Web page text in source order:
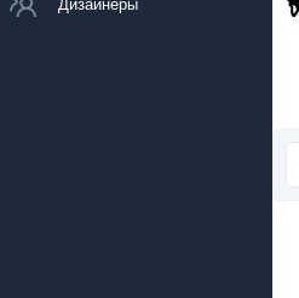
Дизайнеры